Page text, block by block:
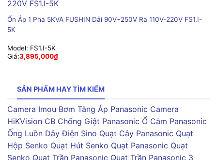
Ổn Áp 1 Pha 5KVA FUSHIN Dải 90V~250V Ra 110V-220V FS1.I-
5K
Model: FS1.I-5K
Giá:3,895,000₫
SẢN PHẨM HAY TÌM KIẾM
Camera Imou Bơm Tăng Áp Panasonic Camera
HiKVision CB Chống Giật Panasonic Ổ Cắm Panasonic
Ống Luồn Dây Điện Sino Quạt Cây Panasonic Quạt
Hộp Senko Quạt Hút Senko Quạt Panasonic Quạt
Senko Quạt Trần Panasonic Quạt Trần Panasonic 3